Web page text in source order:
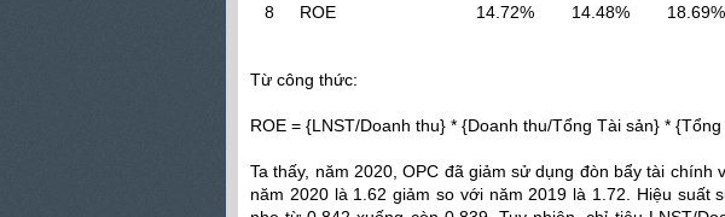
8
ROE 14.72% 14.48% 18.69%
Từ công thức:
ROE = {LNST/Doanh thu} * {Doanh thu/Tổng Tài sản} *
Ta thấy, năm 2020, OPC đã giảm sử dụng đòn bẩy tài chính
năm 2020 là 1.62 giảm so với năm 2019 là 1.72. Hiệu suất